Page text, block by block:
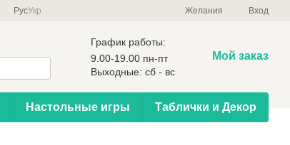
РусУкр Желания Вход
График работы:
9.00-19.00 пн-пт
Выходные: сб - вс
Мой заказ
Настольные игры Таблички и Декор